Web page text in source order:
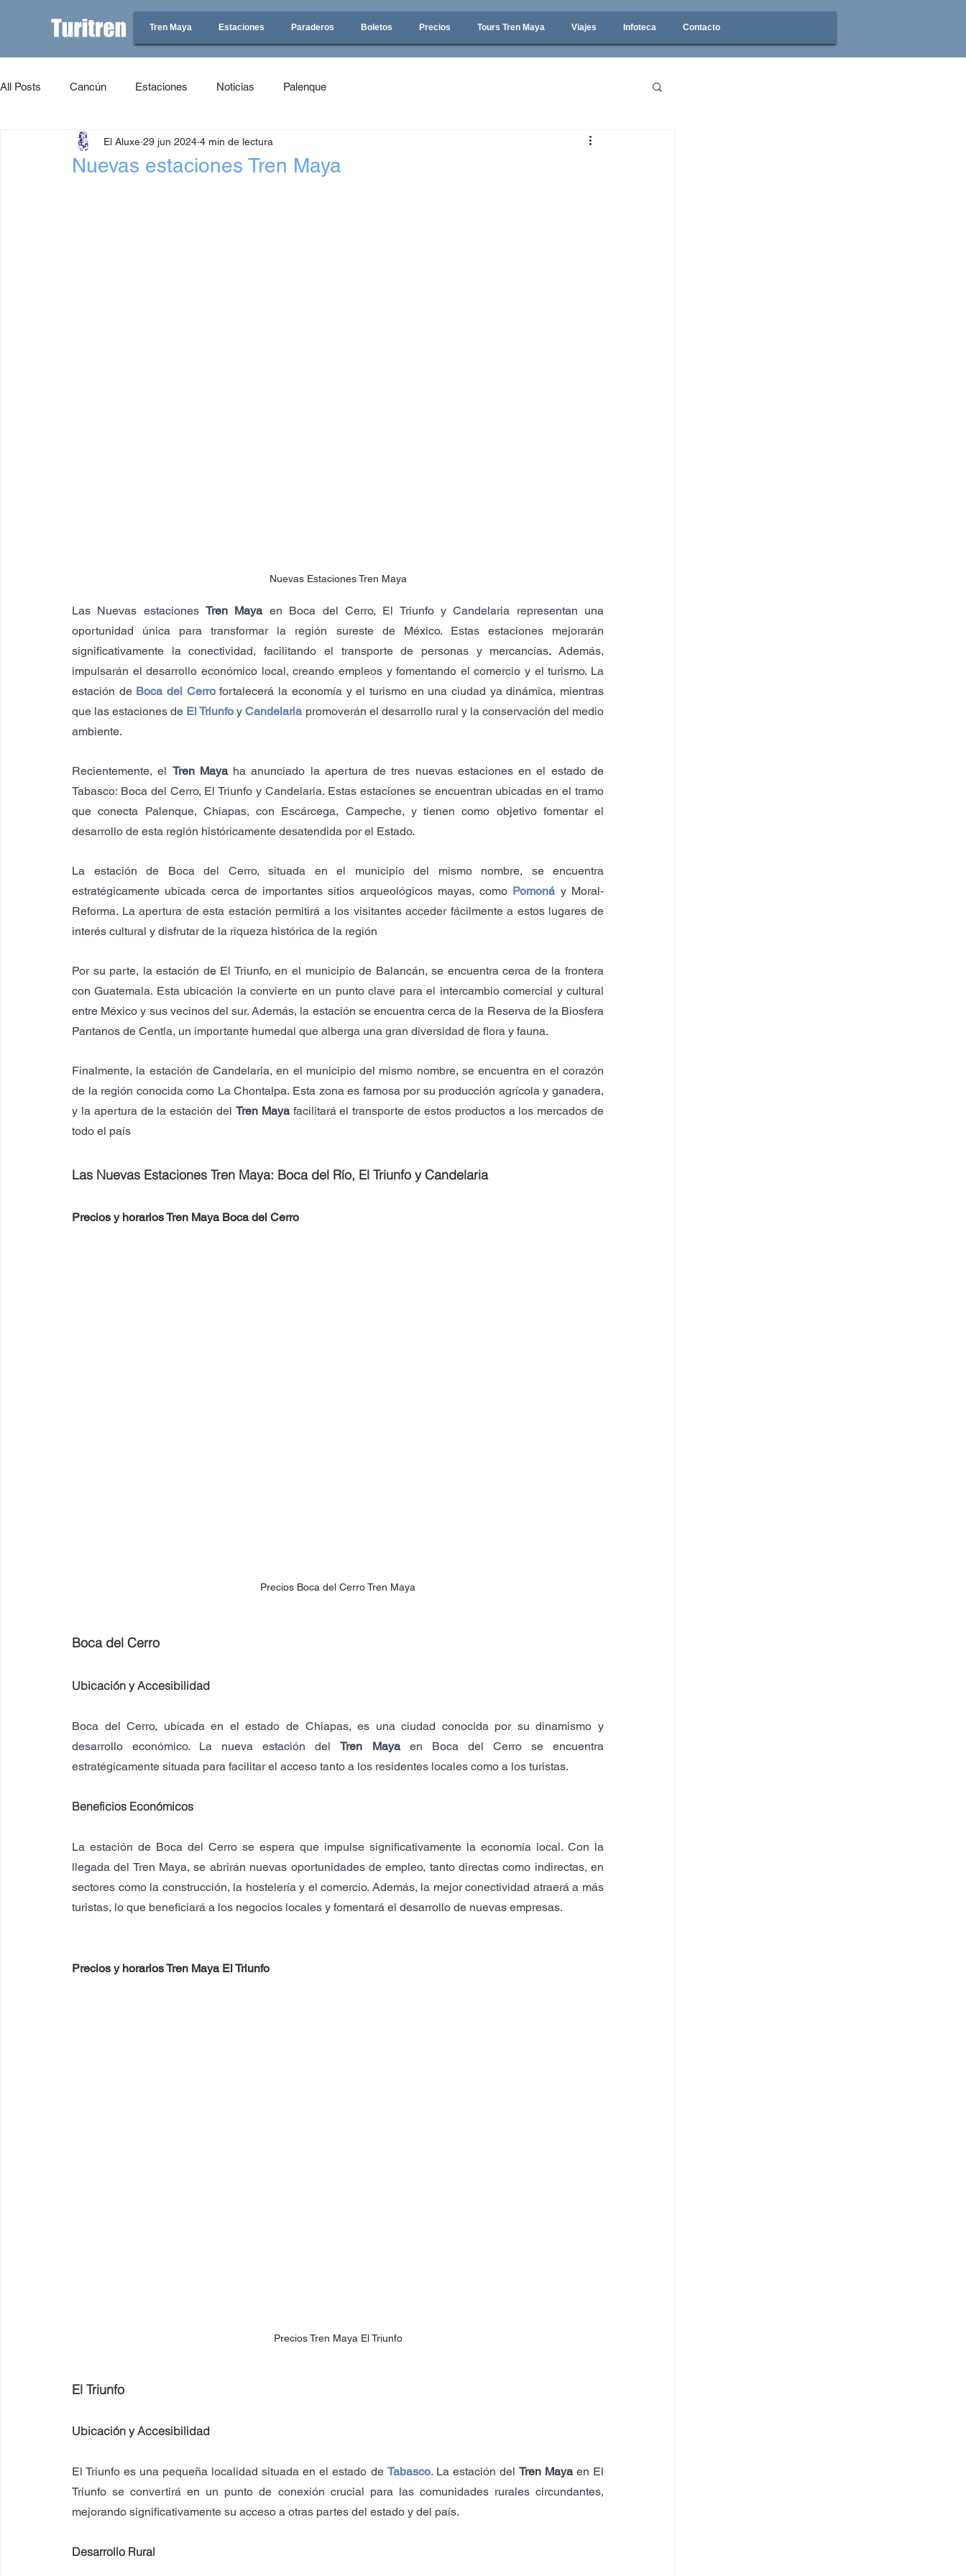
Tren Maya Estaciones Paraderos Boletos Precios Tours Tren Maya Viajes Infoteca Contacto
All Posts Cancún Estaciones Noticias Palenque
Nuevas estaciones Tren Maya
El Aluxe 29 jun 2024 4 min de lectura
Nuevas Estaciones Tren Maya
Las Nuevas estaciones Tren Maya en Boca del Cerro, El Triunfo y Candelaria representan una
oportunidad única para transformar la región sureste de México. Estas estaciones mejorarán
significativamente la conectividad, facilitando el transporte de personas y mercancías. Además,
impulsarán el desarrollo económico local, creando empleos y fomentando el comercio y el turismo. La
estación de Boca del Cerro fortalecerá la economía y el turismo en una ciudad ya dinámica, mientras
que las estaciones de El Triunfo y Candelaria promoverán el desarrollo rural y la conservación del medio
ambiente.
Recientemente, el Tren Maya ha anunciado la apertura de tres nuevas estaciones en el estado de
Tabasco: Boca del Cerro, El Triunfo y Candelaria. Estas estaciones se encuentran ubicadas en el tramo
que conecta Palenque, Chiapas, con Escárcega, Campeche, y tienen como objetivo fomentar el
desarrollo de esta región históricamente desatendida por el Estado.
La estación de Boca del Cerro, situada en el municipio del mismo nombre, se encuentra
estratégicamente ubicada cerca de importantes sitios arqueológicos mayas, como Pomoná y Moral-
Reforma. La apertura de esta estación permitirá a los visitantes acceder fácilmente a estos lugares de
interés cultural y disfrutar de la riqueza histórica de la región
Por su parte, la estación de El Triunfo, en el municipio de Balancán, se encuentra cerca de la frontera
con Guatemala. Esta ubicación la convierte en un punto clave para el intercambio comercial y cultural
entre México y sus vecinos del sur. Además, la estación se encuentra cerca de la Reserva de la Biosfera
Pantanos de Centla, un importante humedal que alberga una gran diversidad de flora y fauna.
Finalmente, la estación de Candelaria, en el municipio del mismo nombre, se encuentra en el corazón
de la región conocida como La Chontalpa. Esta zona es famosa por su producción agrícola y ganadera,
y la apertura de la estación del Tren Maya facilitará el transporte de estos productos a los mercados de
todo el país
Las Nuevas Estaciones Tren Maya: Boca del Río, El Triunfo y Candelaria
Precios y horarios Tren Maya Boca del Cerro
Precios Boca del Cerro Tren Maya
Boca del Cerro
Ubicación y Accesibilidad
Boca del Cerro, ubicada en el estado de Chiapas, es una ciudad conocida por su dinamismo y
desarrollo económico. La nueva estación del Tren Maya en Boca del Cerro se encuentra
estratégicamente situada para facilitar el acceso tanto a los residentes locales como a los turistas.
Beneficios Económicos
La estación de Boca del Cerro se espera que impulse significativamente la economía local. Con la
llegada del Tren Maya, se abrirán nuevas oportunidades de empleo, tanto directas como indirectas, en
sectores como la construcción, la hostelería y el comercio. Además, la mejor conectividad atraerá a más
turistas, lo que beneficiará a los negocios locales y fomentará el desarrollo de nuevas empresas.
Precios y horarios Tren Maya El Triunfo
Precios Tren Maya El Triunfo
El Triunfo
Ubicación y Accesibilidad
El Triunfo es una pequeña localidad situada en el estado de Tabasco. La estación del Tren Maya en El
Triunfo se convertirá en un punto de conexión crucial para las comunidades rurales circundantes,
mejorando significativamente su acceso a otras partes del estado y del país.
Desarrollo Rural